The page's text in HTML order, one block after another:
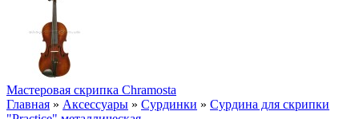
Мастеровая скрипка Chramosta
Главная » Аксессуары » Сурдинки » Сурдина для скрипки